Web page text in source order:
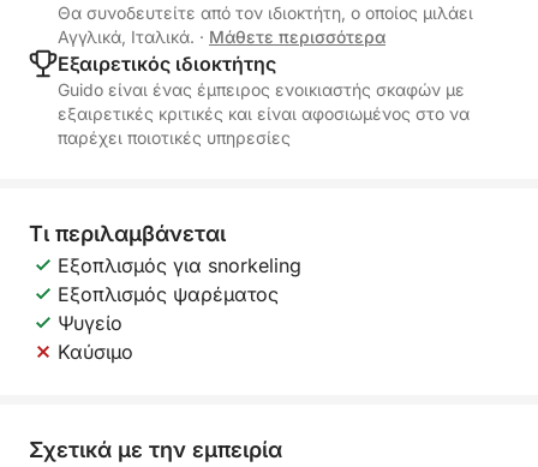
Θα συνοδευτείτε από τον ιδιοκτήτη, ο οποίος μιλάει
Αγγλικά, Ιταλικά. · Μάθετε περισσότερα
Εξαιρετικός ιδιοκτήτης
Guido είναι ένας έμπειρος ενοικιαστής σκαφών με
εξαιρετικές κριτικές και είναι αφοσιωμένος στο να
παρέχει ποιοτικές υπηρεσίες
Τι περιλαμβάνεται
Εξοπλισμός για snorkeling
Εξοπλισμός ψαρέματος
Ψυγείο
Καύσιμο
Σχετικά με την εμπειρία